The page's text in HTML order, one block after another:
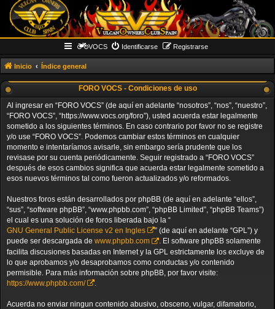
VOCS Identificarse Registrarse
Inicio Índice general
FORO VOCS - Condiciones de uso
Al ingresar en “FORO VOCS” (de aquí en adelante “nosotros”, “nos”, “nuestro”,
“FORO VOCS”, “https://www.vocs.org/foro”), usted acuerda estar legalmente
sometido a los siguientes términos. En caso contrario por favor no se registre
y/o use “FORO VOCS”. Podemos cambiar estos términos en cualquier
momento e intentaríamos avisarle, sin embargo sería prudente que los
revisase por su cuenta periódicamente. Seguir registrado a “FORO VOCS”
después de esos cambios significa que acuerda estar legalmente sometido a
esos nuevos términos tal como fueron actualizados y/o reformados.
Nuestros foros están desarrollados por phpBB (de aquí en adelante “ellos”,
“sus”, “software phpBB”, “www.phpbb.com”, “phpBB Limited”, “phpBB Teams”)
el cual es una solución de foros liberada bajo la “
GNU General Public License v2 en Ingles
” (de aquí en adelante “GPL”) y
puede ser descargada de www.phpbb.com
. El software phpBB solamente
facilita discusiones basadas en Internet y la GPL estrictamente los excluye de
lo que aprobamos y/o desaprobamos como conductas y/o contenido
permisible. Para más información sobre phpBB, por favor visite:
https://www.phpbb.com/
Acuerda no enviar ningun contenido abusivo, obsceno, vulgar, difamatorio,